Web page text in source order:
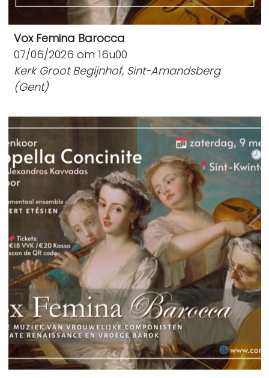
Vox Femina Barocca
07/06/2026 om 16u00
Kerk Groot Begijnhof, Sint-Amandsberg
(Gent)